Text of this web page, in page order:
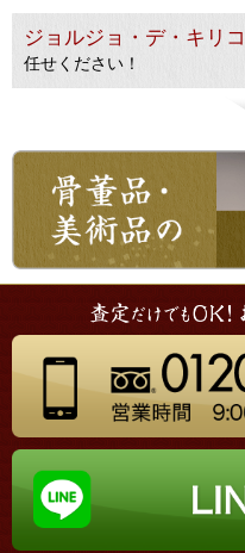
ジョルジョ・デ・キリコ
任せください！